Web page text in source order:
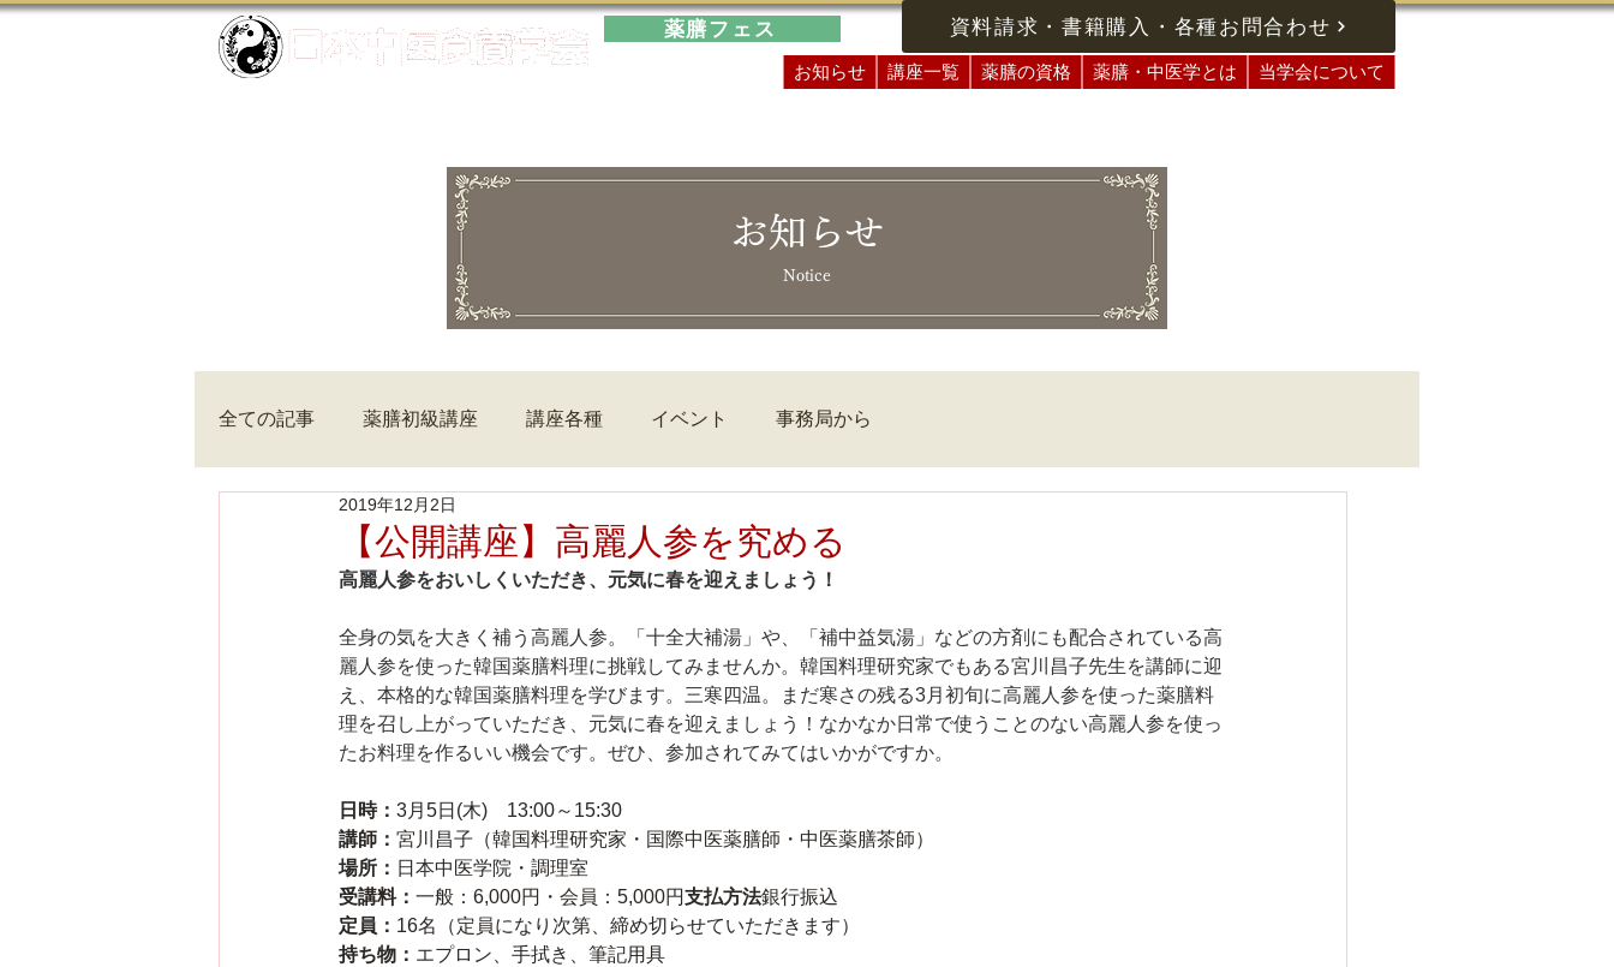
薬膳フェス 資料請求・書籍購入・各種お問合わせ
お知らせ 講座一覧 薬膳の資格 薬膳・中医学とは 当学会について
お知らせ
Notice
全ての記事 薬膳初級講座 講座各種 イベント 事務局から
【公開講座】高麗人参を究める
2019年12月2日
高麗人参をおいしくいただき、元気に春を迎えましょう！
全身の気を大きく補う高麗人参。「十全大補湯」や、「補中益気湯」などの方剤にも配合されている高
麗人参を使った韓国薬膳料理に挑戦してみませんか。韓国料理研究家でもある宮川昌子先生を講師に迎
え、本格的な韓国薬膳料理を学びます。三寒四温。まだ寒さの残る3月初旬に高麗人参を使った薬膳料
理を召し上がっていただき、元気に春を迎えましょう！なかなか日常で使うことのない高麗人参を使っ
たお料理を作るいい機会です。ぜひ、参加されてみてはいかがですか。
日時： 3月5日(木)　13:00～15:30
講師： 宮川昌子（韓国料理研究家・国際中医薬膳師・中医薬膳茶師）
場所： 日本中医学院・調理室
受講料： 一般：6,000円・会員：5,000円支払方法銀行振込
定員： 16名（定員になり次第、締め切らせていただきます）
持ち物： エプロン、手拭き、筆記用具